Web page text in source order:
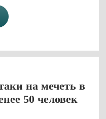
на мечеть в
50 человек